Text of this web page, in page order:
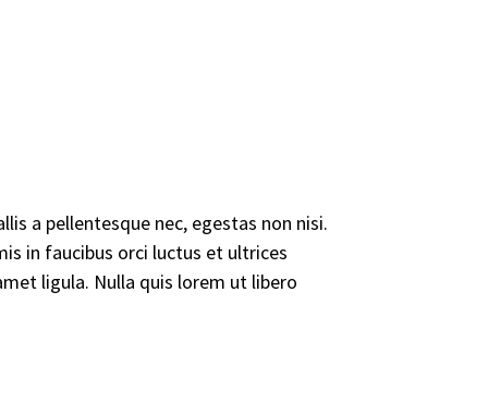
a pellentesque nec, egestas non nisi.
in faucibus orci luctus et ultrices
ligula. Nulla quis lorem ut libero